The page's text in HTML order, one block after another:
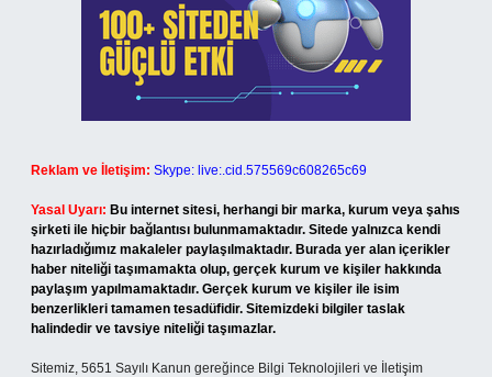
Reklam ve İletişim: Skype: live:.cid.575569c608265c69
Yasal Uyarı: Bu internet sitesi, herhangi bir marka, kurum veya şahıs
şirketi ile hiçbir bağlantısı bulunmamaktadır. Sitede yalnızca kendi
hazırladığımız makaleler paylaşılmaktadır. Burada yer alan içerikler
haber niteliği taşımamakta olup, gerçek kurum ve kişiler hakkında
paylaşım yapılmamaktadır. Gerçek kurum ve kişiler ile isim
benzerlikleri tamamen tesadüfidir. Sitemizdeki bilgiler taslak
halindedir ve tavsiye niteliği taşımazlar.
Sitemiz, 5651 Sayılı Kanun gereğince Bilgi Teknolojileri ve İletişim